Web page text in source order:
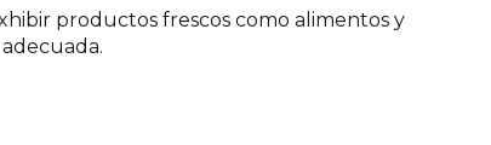
productos frescos como alimentos y